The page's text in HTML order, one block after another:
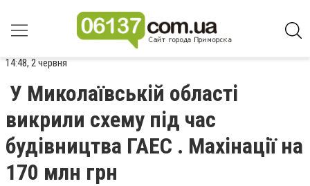
14:48, 2 червня
У Миколаївській області
викрили схему під час
будівництва ГАЕС . Махінації на
170 млн грн